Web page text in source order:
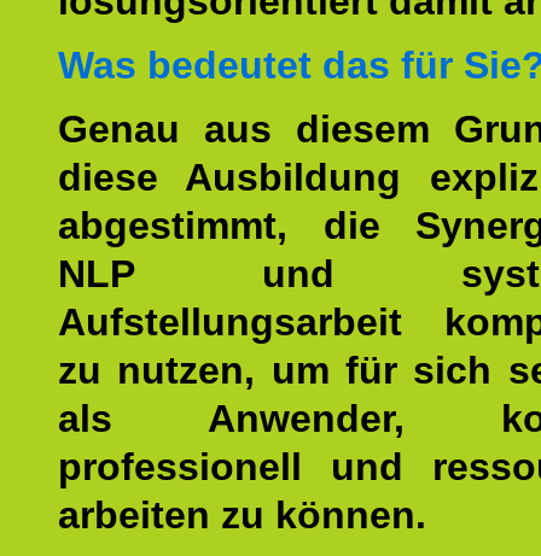
Was bedeutet das für
Genau aus diesem
diese Ausbildung
abgestimmt, die
NLP und
Aufstellungsarbeit
zu nutzen, um für sich
als Anwender,
professionell und
arbeiten zu können.